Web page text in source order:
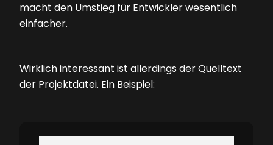
macht den Umstieg für Entwickler wesentlich
einfacher.
Wirklich interessant ist allerdings der Quelltext
der Projektdatei. Ein Beispiel: